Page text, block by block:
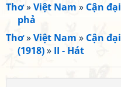
Thơ»Việt Nam » Cận đại
phả
Thơ»Việt Nam » Cận đại
(1918)» II - Hát